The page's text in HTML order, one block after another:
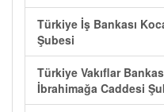
Türkiye İş Bankası
Şubesi
Türkiye Vakıflar
İbrahimağa Caddesi